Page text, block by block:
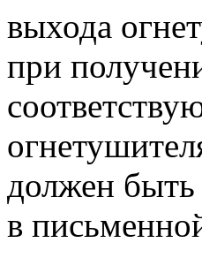
выхода
при
должен
в